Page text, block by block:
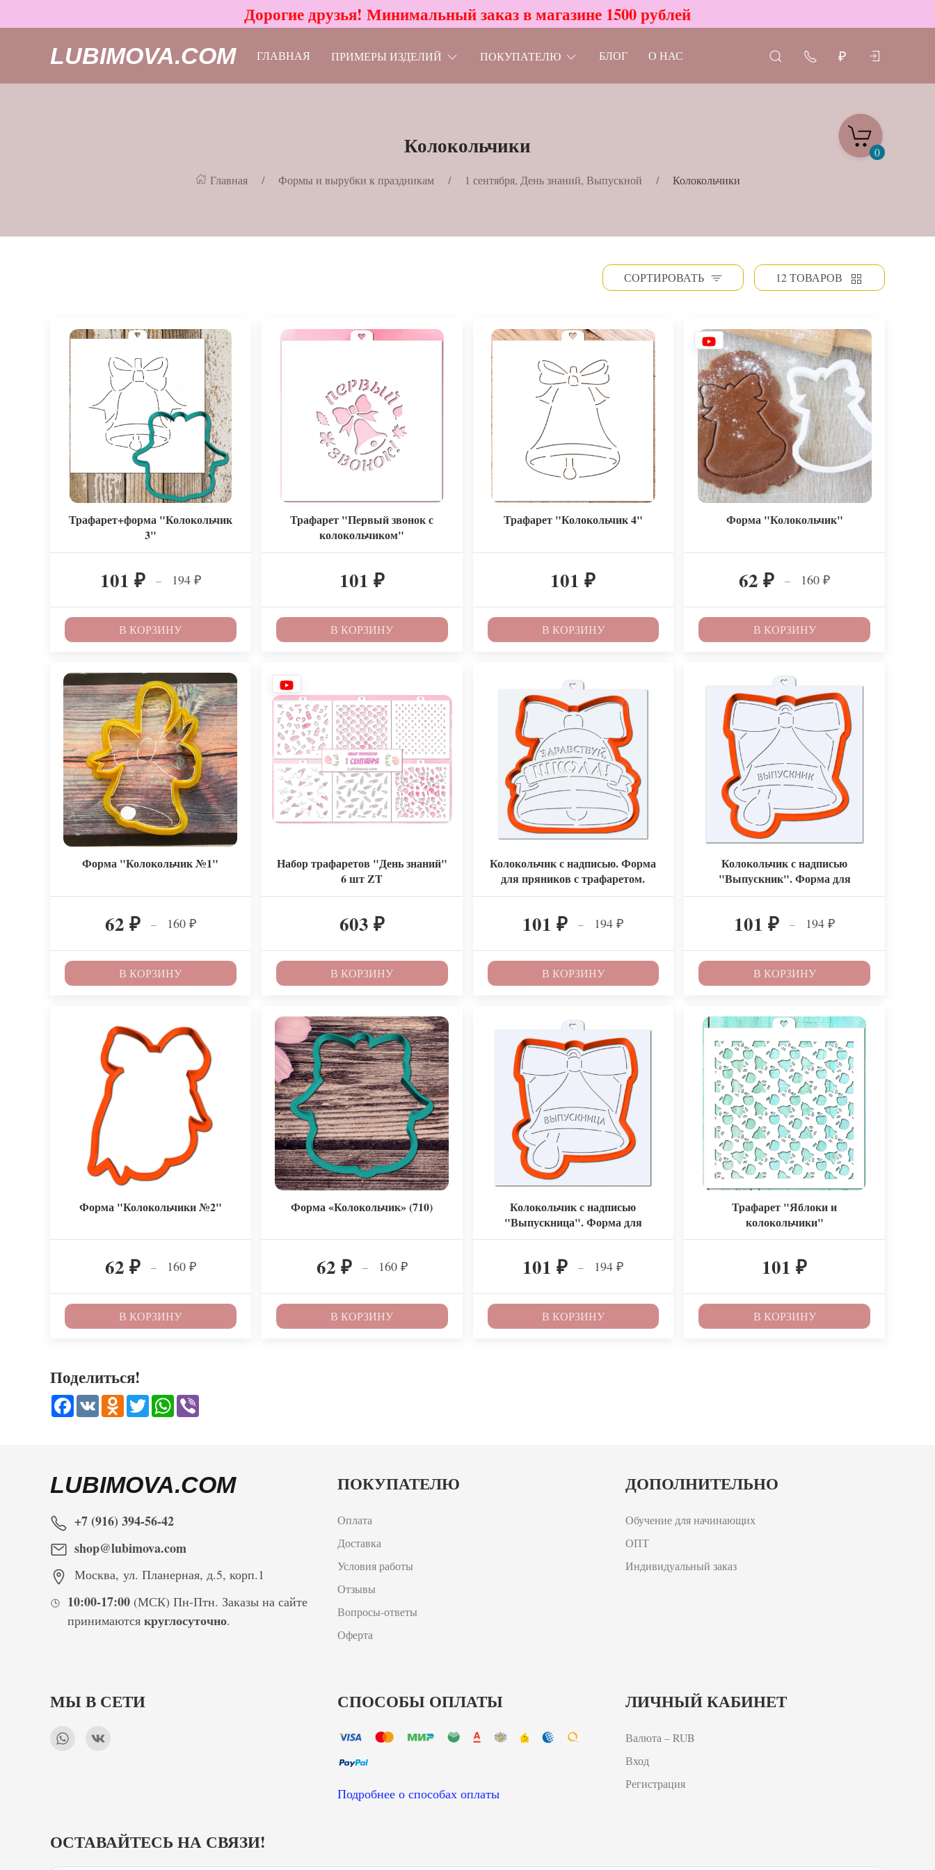
Дорогие друзья! Минимальный заказ в магазине 1500 рублей
LUBIMOVA.COM ГЛАВНАЯ ПРИМЕРЫ ИЗДЕЛИЙ ПОКУПАТЕЛЮ БЛОГ О НАС ₽
0
Колокольчики
Главная Формы и вырубки к праздникам 1 сентября, День знаний, Выпускной Колокольчики
СОРТИРОВАТЬ 12 ТОВАРОВ
Трафарет+форма "Колокольчик
3"
101 ₽ – 194 ₽
В КОРЗИНУ
Трафарет "Первый звонок с
колокольчиком"
101 ₽
В КОРЗИНУ
Трафарет "Колокольчик 4"
101₽
В КОРЗИНУ
Форма "Колокольчик"
62₽ – 160₽
В КОРЗИНУ
Форма "Колокольчик №1"
62 ₽ – 160 ₽
В КОРЗИНУ
Набор трафаретов "День знаний"
6 шт ZT
603 ₽
В КОРЗИНУ
Колокольчик с надписью. Форма
для пряников с трафаретом.
101₽ – 194₽
В КОРЗИНУ
Колокольчик с надписью
"Выпускник". Форма для
пряников с трафаретом.
101₽ – 194₽
В КОРЗИНУ
Форма "Колокольчики №2"
62 ₽ – 160 ₽
В КОРЗИНУ
Форма «Колокольчик» (710)
62 ₽ – 160 ₽
В КОРЗИНУ
Колокольчик с надписью
"Выпускница". Форма для
пряников с трафаретом.
101₽ – 194₽
В КОРЗИНУ
Трафарет "Яблоки и
колокольчики"
101₽
В КОРЗИНУ
Поделиться!
Facebook
VK Odnoklassniki
TwitterWhatsApp
LUBIMOVA.COM
+7 (916) 394-56-42
shop@lubimova.com
Москва, ул. Планерная, д.5, корп.1
10:00-17:00(МСК) Пн-Птн. Заказы на сайте
принимаются круглосуточно.
ПОКУПАТЕЛЮ
Оплата
Доставка
Условия работы
Отзывы
Вопросы-ответы
Оферта
ДОПОЛНИТЕЛЬНО
Обучение для начинающих
ОПТ
Индивидуальный заказ
МЫ В СЕТИ СПОСОБЫ ОПЛАТЫ
Подробнее о способах оплаты
ЛИЧНЫЙ КАБИНЕТ
Валюта – RUB
Вход
Регистрация
ОСТАВАЙТЕСЬ НА СВЯЗИ!